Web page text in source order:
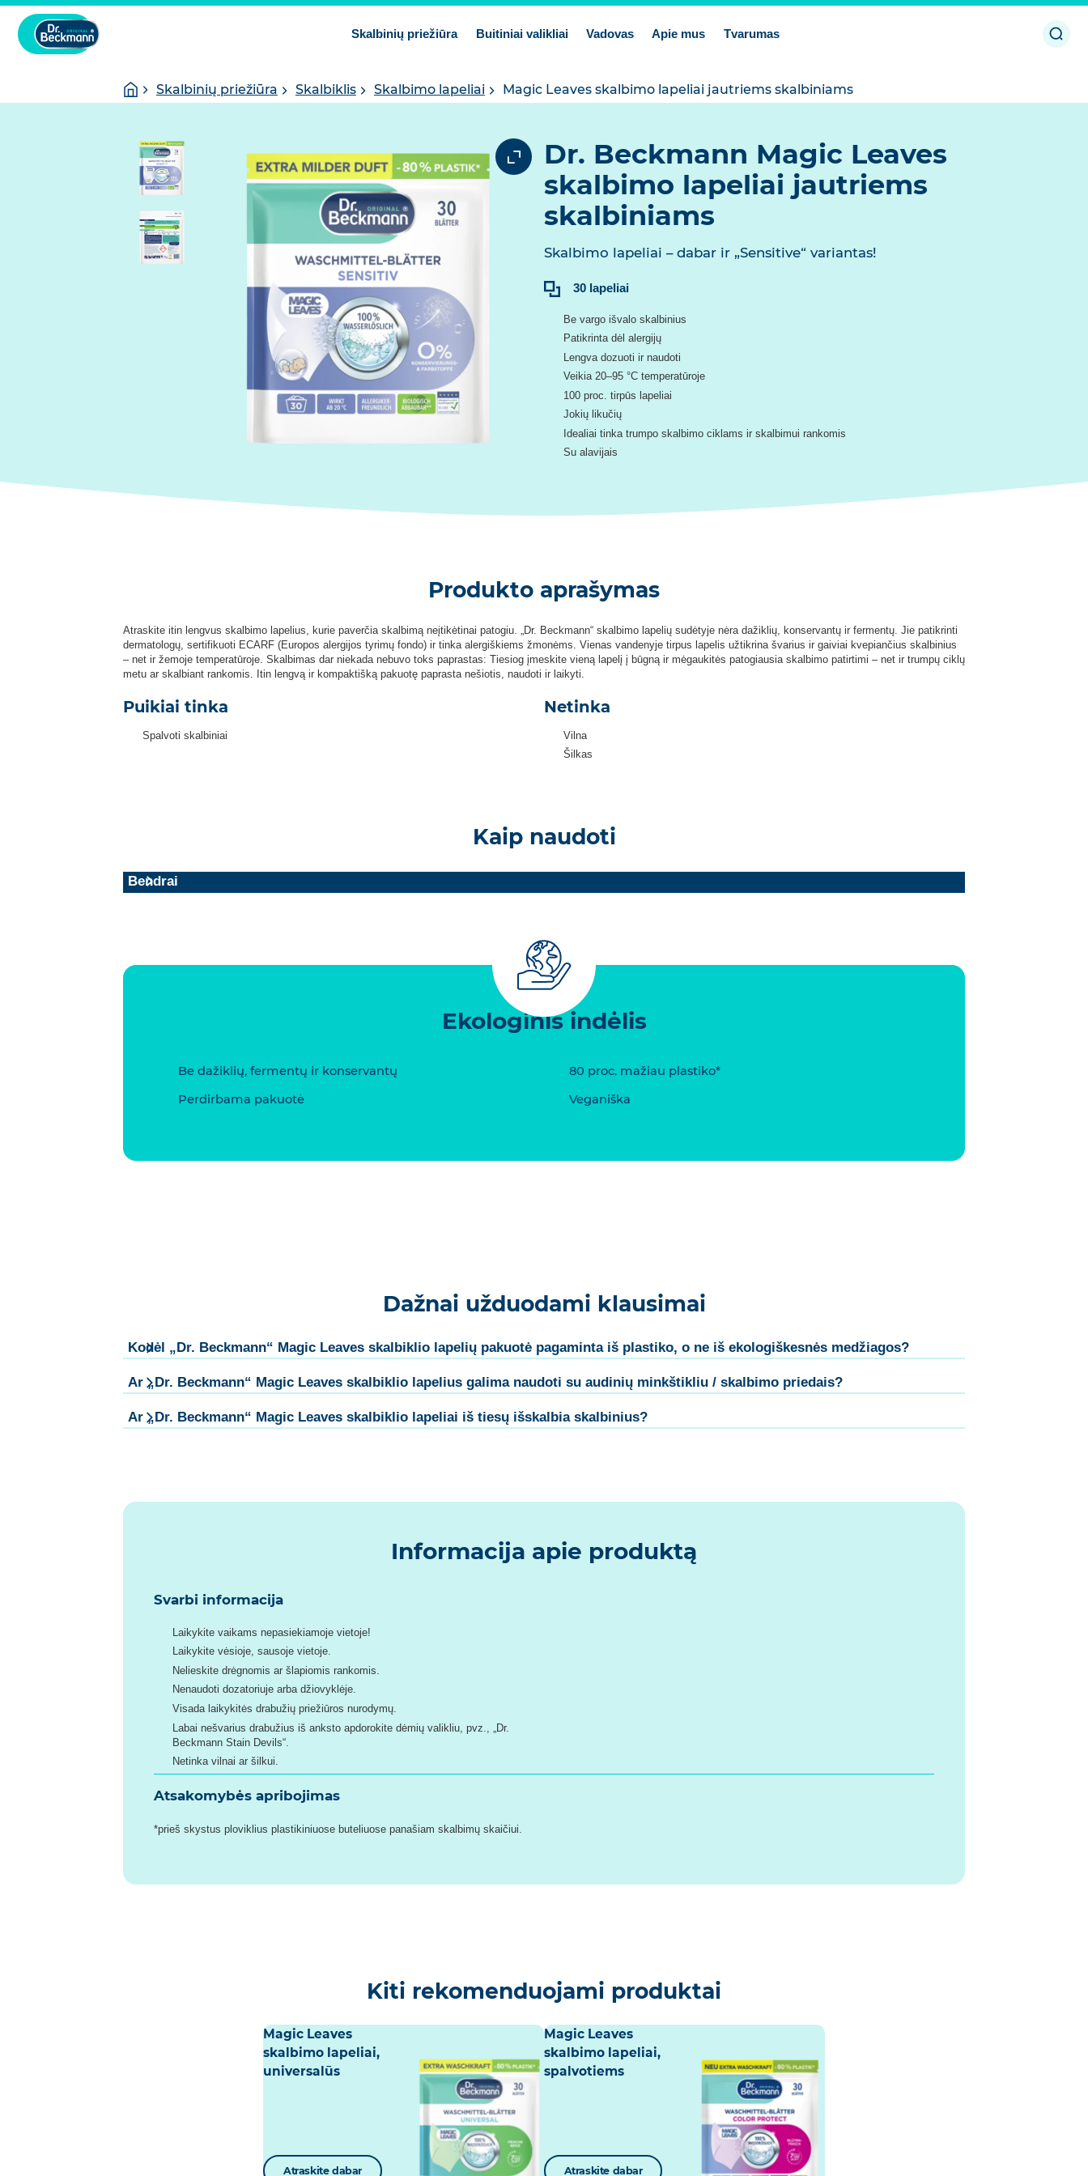
Skalbinių priežiūra Buitiniai valikliai Vadovas Apie mus Tvarumas
You
are
Homepage
Skalbinių priežiūra Skalbiklis Skalbimo lapeliai Magic Leaves skalbimo lapeliai jautriems skalbiniams
Dr. Beckmann Magic Leaves
skalbimo lapeliai jautriems
skalbiniams
Skalbimo lapeliai – dabar ir „Sensitive“ variantas!
Turinys:30 lapeliai
Be vargo išvalo skalbinius
Patikrinta dėl alergijų
Lengva dozuoti ir naudoti
Veikia 20–95 °C temperatūroje
100 proc. tirpūs lapeliai
Jokių likučių
Idealiai tinka trumpo skalbimo ciklams ir skalbimui rankomis
Su alavijais
Produkto aprašymas
Atraskite itin lengvus skalbimo lapelius, kurie paverčia skalbimą neįtikėtinai patogiu. „Dr. Beckmann“ skalbimo lapelių sudėtyje nėra dažiklių, konservantų ir fermentų. Jie patikrinti
dermatologų, sertifikuoti ECARF (Europos alergijos tyrimų fondo) ir tinka alergiškiems žmonėms. Vienas vandenyje tirpus lapelis užtikrina švarius ir gaiviai kvepiančius skalbinius
– net ir žemoje temperatūroje. Skalbimas dar niekada nebuvo toks paprastas: Tiesiog įmeskite vieną lapelį į būgną ir mėgaukitės patogiausia skalbimo patirtimi – net ir trumpų ciklų
metu ar skalbiant rankomis. Itin lengvą ir kompaktišką pakuotę paprasta nešiotis, naudoti ir laikyti.
Puikiai tinka
Spalvoti skalbiniai
Netinka
Vilna
Šilkas
Kaip naudoti
Bendrai
Ekologinis indėlis
Be dažiklių, fermentų ir konservantų
Perdirbama pakuotė
80 proc. mažiau plastiko*
Veganiška
Dažnai užduodami klausimai
Kodėl „Dr. Beckmann“ Magic Leaves skalbiklio lapelių pakuotė pagaminta iš plastiko, o ne iš ekologiškesnės medžiagos?
Ar „Dr. Beckmann“ Magic Leaves skalbiklio lapelius galima naudoti su audinių minkštikliu / skalbimo priedais?
Ar „Dr. Beckmann“ Magic Leaves skalbiklio lapeliai iš tiesų išskalbia skalbinius?
Informacija apie produktą
Svarbi informacija
Laikykite vaikams nepasiekiamoje vietoje!
Laikykite vėsioje, sausoje vietoje.
Nelieskite drėgnomis ar šlapiomis rankomis.
Nenaudoti dozatoriuje arba džiovyklėje.
Visada laikykitės drabužių priežiūros nurodymų.
Labai nešvarius drabužius iš anksto apdorokite dėmių valikliu, pvz., „Dr.
Beckmann Stain Devils“.
Netinka vilnai ar šilkui.
Atsakomybės apribojimas
*prieš skystus ploviklius plastikiniuose buteliuose panašiam skalbimų skaičiui.
Kiti rekomenduojami produktai
Magic Leaves
skalbimo lapeliai,
universalūs
Atraskite dabar
Magic Leaves
skalbimo lapeliai,
spalvotiems
Atraskite dabar